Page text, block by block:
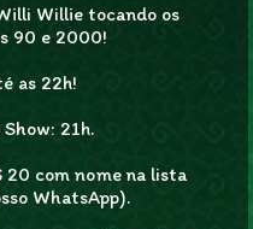
Willie tocando os
90 e 2000!
as 22h!
21h.
20 com nome na lista
WhatsApp).